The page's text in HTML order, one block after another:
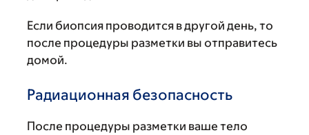
Если биопсия проводится в другой день, то
после процедуры разметки вы отправитесь
домой.
Радиационная безопасность
После процедуры разметки ваше тело